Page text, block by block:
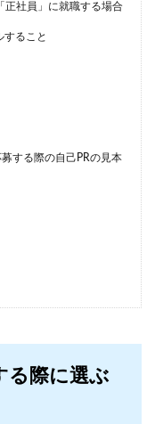
社員」に就職する場合
すること
する際の自己PRの見本
る際に選ぶ